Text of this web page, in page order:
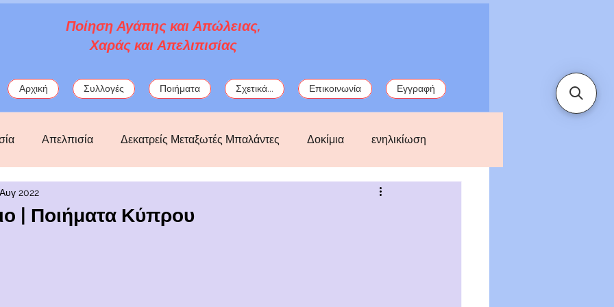
Ποίηση Αγάπης και Απώλειας,
Χαράς και Απελιπισίας
Αρχική Συλλογές Ποιήματα Σχετικά... Επικοινωνία Εγγραφή
Απελπισία Δεκατρείς Μεταξωτές Μπαλάντες Δοκίμια ενηλικίωση
παλιές ιστορίες
| Ποιήματα Κύπρου
2022